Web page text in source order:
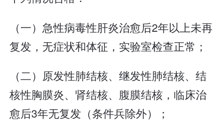
（一）急性病毒性肝炎治愈后2年以上未再
复发，无症状和体征，实验室检查正常；
（二）原发性肺结核、继发性肺结核、结
核性胸膜炎、肾结核、腹膜结核，临床治
愈后3年无复发（条件兵除外）；